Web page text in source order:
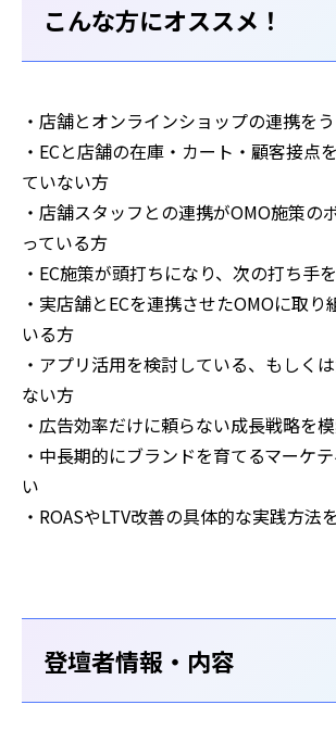
こんな方にオススメ！
・店舗とオンラインショップの連携を
・ECと店舗の在庫・カート・顧客接点
ていない方
・店舗スタッフとの連携がOMO施策の
っている方
・EC施策が頭打ちになり、次の打ち手
・実店舗とECを連携させたOMOに取り
いる方
・アプリ活用を検討している、もしく
ない方
・広告効率だけに頼らない成長戦略を
・中長期的にブランドを育てるマーケ
い
・ROASやLTV改善の具体的な実践方法
登壇者情報・内容‍‍